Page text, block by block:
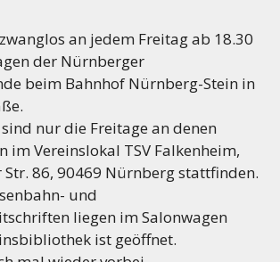
an jedem Freitag ab 18.30
der Nürnberger
beim Bahnhof Nürnberg-Stein in
nur die Freitage an denen
im Vereinslokal TSV Falkenheim,
86, 90469 Nürnberg stattfinden.
und
liegen im Salonwagen
ist geöffnet.